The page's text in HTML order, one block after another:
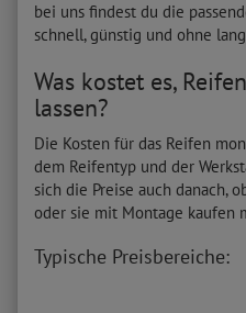
bei uns findest du die
schnell, günstig und ohne
Was kostet es,
lassen?
Die Kosten für das Reifen
dem Reifentyp und der
sich die Preise auch danach,
oder sie mit Montage kaufen
Typische Preisbereiche: